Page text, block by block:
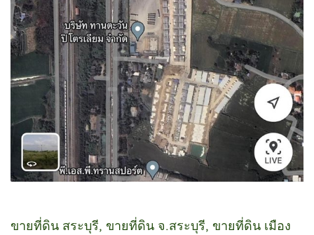
ขายที่ดิน สระบุรี, ขายที่ดิน จ.สระบุรี, ขายที่ดิน เมือง